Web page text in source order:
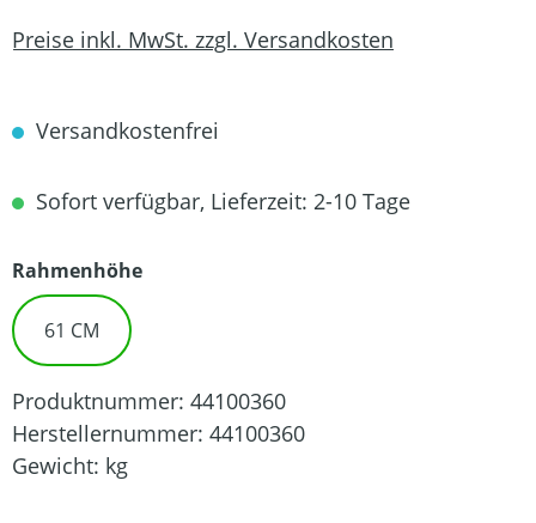
Preise inkl. MwSt. zzgl. Versandkosten
Versandkostenfrei
Sofort verfügbar, Lieferzeit: 2-10 Tage
Rahmenhöheauswählen
61 CM
Produktnummer: 44100360
Herstellernummer: 44100360
Gewicht: kg